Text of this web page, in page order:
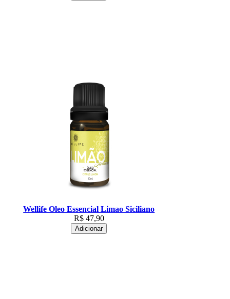
Wellife Oleo Essencial Limao Siciliano
R$ 47,90
Adicionar